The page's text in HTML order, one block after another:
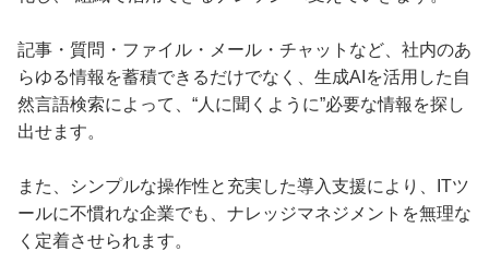
記事・質問・ファイル・メール・チャットなど、社内のあ
らゆる情報を蓄積できるだけでなく、生成AIを活用した自
然言語検索によって、“人に聞くように”必要な情報を探し
出せます。
また、シンプルな操作性と充実した導入支援により、ITツ
ールに不慣れな企業でも、ナレッジマネジメントを無理な
く定着させられます。